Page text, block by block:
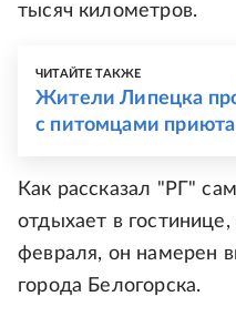
тысяч километров.
ЧИТАЙТЕ ТАКЖЕ
Жители Липецка
с питомцами
Как рассказал "РГ"
отдыхает в
февраля, он намерен
города Белогорска.